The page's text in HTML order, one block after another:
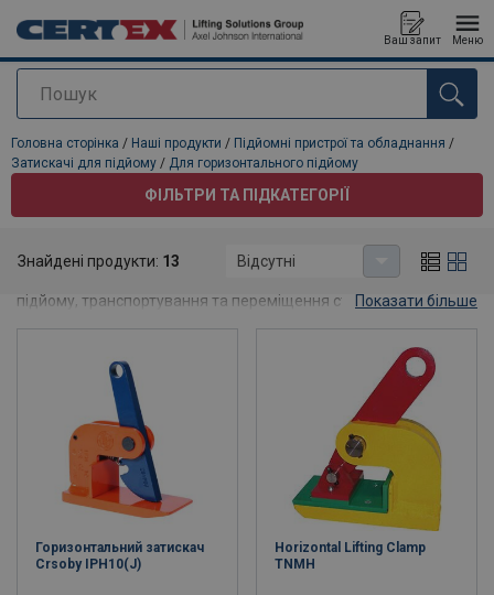
Пошук
Ваш запит Меню
added to your quote
Головна сторінка / Наші продукти / Підйомні пристрої та обладнання /
Затискачі для підйому / Для горизонтального підйому
ФІЛЬТРИ ТА ПІДКАТЕГОРІЇ
У нас є широкий асортимент захватів для горизонтального
підйому, транспортування та переміщення сталевих пластин і
щодо вибору відповідного тримача для ваших потреб.
Показати більше
Знайдені продукти: 13 Відсутні
Горизонтальний затискач
Crsoby IPH10(J)
Horizontal Lifting Clamp
TNMH